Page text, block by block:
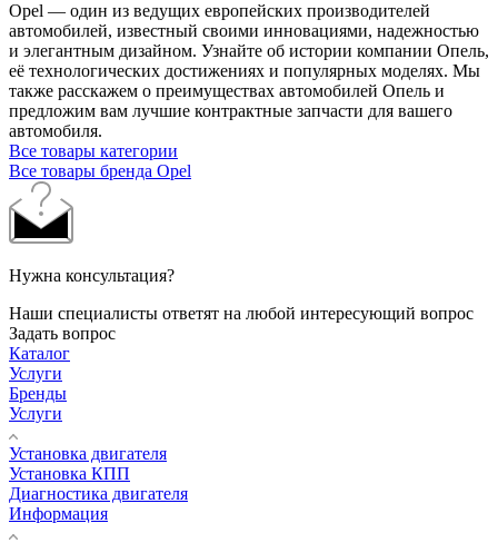
Opel — один из ведущих европейских производителей
автомобилей, известный своими инновациями, надежностью
и элегантным дизайном. Узнайте об истории компании Опель,
её технологических достижениях и популярных моделях. Мы
также расскажем о преимуществах автомобилей Опель и
предложим вам лучшие контрактные запчасти для вашего
автомобиля.
Все товары категории
Все товары бренда Opel
Нужна консультация?
Наши специалисты ответят на любой интересующий вопрос
Задать вопрос
Каталог
Услуги
Бренды
Услуги
Установка двигателя
Установка КПП
Диагностика двигателя
Информация